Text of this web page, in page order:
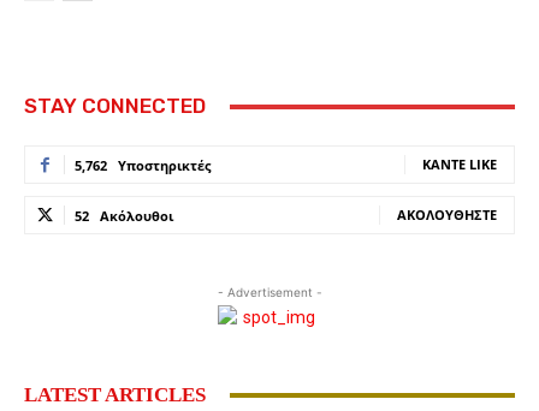
STAY CONNECTED
5,762 Υποστηρικτές ΚΆΝΤΕ LIKE
52 Ακόλουθοι ΑΚΟΛΟΥΘΉΣΤΕ
- Advertisement -
LATEST ARTICLES